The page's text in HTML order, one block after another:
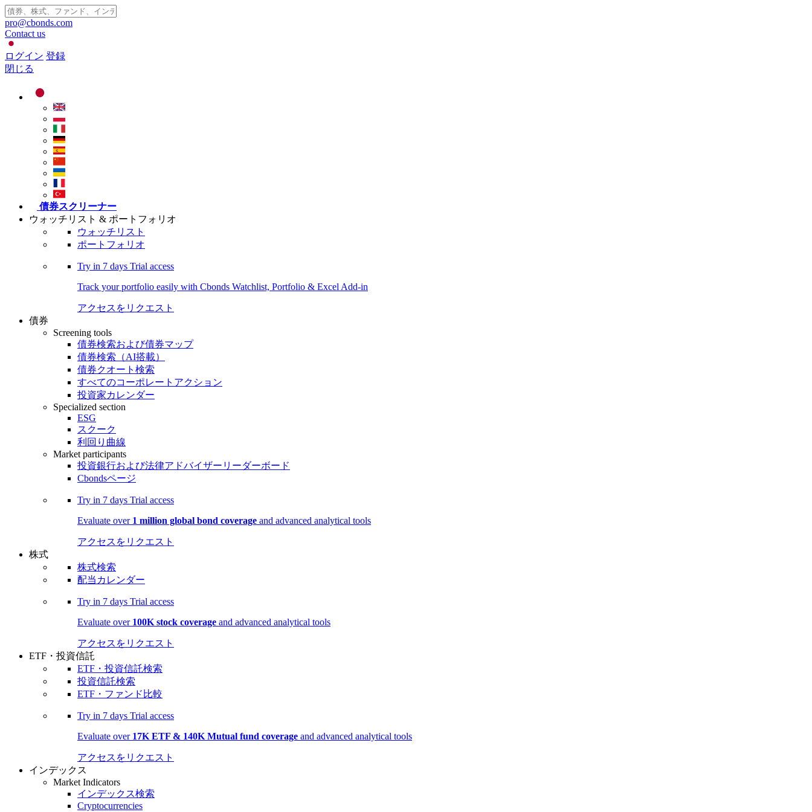
pro@cbonds.com
Contact us
ログイン 登録
閉じる
債券スクリーナー
ウォッチリスト & ポートフォリオ
ウォッチリスト
ポートフォリオ
Try in 7 days Trial access
Track your portfolio easily with Cbonds Watchlist, Portfolio & Excel Add-in
アクセスをリクエスト
債券
Screening tools
債券検索および債券マップ
債券検索（AI搭載）
債券クオート検索
すべてのコーポレートアクション
投資家カレンダー
Specialized section
ESG
スクーク
利回り曲線
Market participants
投資銀行および法律アドバイザーリーダーボード
Cbondsページ
Try in 7 days Trial access
Evaluate over 1 million global bond coverage and advanced analytical tools
アクセスをリクエスト
株式
株式検索
配当カレンダー
Try in 7 days Trial access
Evaluate over 100K stock coverage and advanced analytical tools
アクセスをリクエスト
ETF・投資信託
ETF・投資信託検索
投資信託検索
ETF・ファンド比較
Try in 7 days Trial access
Evaluate over 17K ETF & 140K Mutual fund coverage and advanced analytical tools
アクセスをリクエスト
インデックス
Market Indicators
インデックス検索
Cryptocurrencies